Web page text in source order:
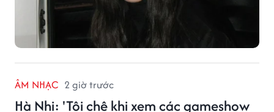
ÂM NHẠC 2 giờ trước
Hà Nhi: 'Tôi chê khi xem các gameshow